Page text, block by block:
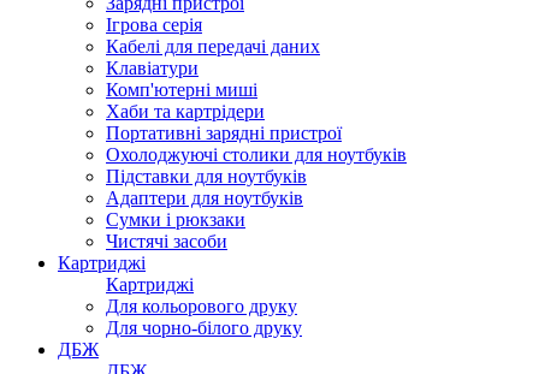
Ігрова серія
Кабелі для передачі даних
Клавіатури
Комп'ютерні миші
Хаби та картрідери
Портативні зарядні пристрої
Охолоджуючі столики для ноутбуків
Підставки для ноутбуків
Адаптери для ноутбуків
Сумки і рюкзаки
Чистячі засоби
Картриджі
Картриджі
Для кольорового друку
Для чорно-білого друку
ДБЖ